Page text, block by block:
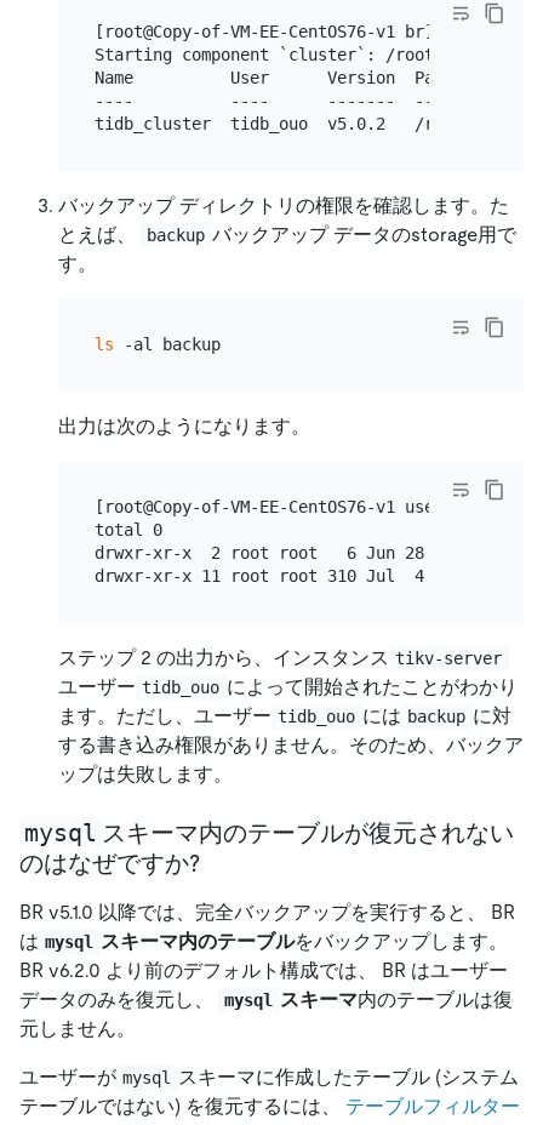
[root@Copy-of-VM-EE-CentOS76-v1 br]# tiup
Starting component `cluster`: /root/.tiup/
Name          User      Version  Path
----          ----      -------  ----
バックアップ ディレクトリの権限を確認します。た
とえば、
backup バックアップ データのstorage用で
す。
ls -al backup
出力は次のようになります。
[root@Copy-of-VM-EE-CentOS76-v1 user1]# ls -al
total 0
drwxr-xr-x  2 root root   6 Jun 28 17:48 .
ステップ 2 の出力から、インスタンス tikv-server
ユーザー tidb_ouo によって開始されたことがわかり
ます。ただし、ユーザー tidb_ouo には backup に対
する書き込み権限がありません。そのため、バックア
ップは失敗します。
mysql スキーマ内のテーブルが復元されない
のはなぜですか?
BR v5.1.0 以降では、完全バックアップを実行すると、 BR
は mysql スキーマ内のテーブルをバックアップします。
BR v6.2.0 より前のデフォルト構成では、 BR はユーザー
データのみを復元し、
mysql スキーマ内のテーブルは復
元しません。
ユーザーが mysql
スキーマに作成したテーブル (システム
テーブルではない) を復元するには、 テーブルフィルター